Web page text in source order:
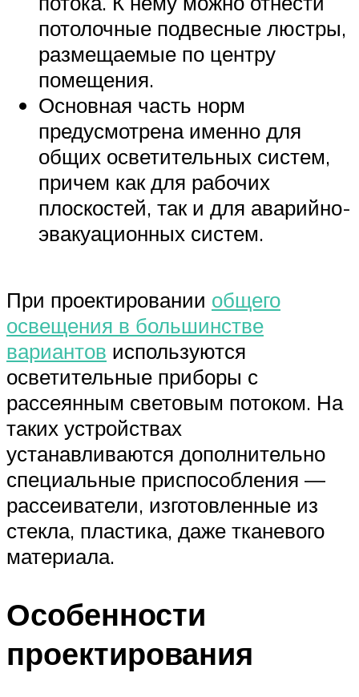
потолочные подвесные люстры,
размещаемые по центру
помещения.
Основная часть норм
предусмотрена именно для
общих осветительных систем,
причем как для рабочих
плоскостей, так и для аварийно-
эвакуационных систем.
При проектировании общего
освещения в большинстве
вариантов используются
осветительные приборы с
рассеянным световым потоком. На
таких устройствах
устанавливаются дополнительно
специальные приспособления —
рассеиватели, изготовленные из
стекла, пластика, даже тканевого
материала.
Особенности
проектирования